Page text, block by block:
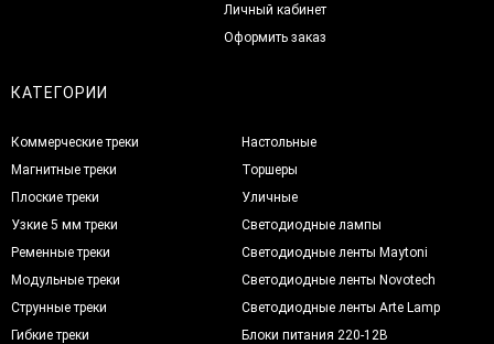
Личный кабинет
Оформить заказ
КАТЕГОРИИ
Коммерческие треки
Магнитные треки
Плоские треки
Узкие 5 мм треки
Ременные треки
Модульные треки
Струнные треки
Гибкие треки
Настольные
Торшеры
Уличные
Светодиодные лампы
Светодиодные ленты Maytoni
Светодиодные ленты Novotech
Светодиодные ленты Arte Lamp
Блоки питания 220-12В